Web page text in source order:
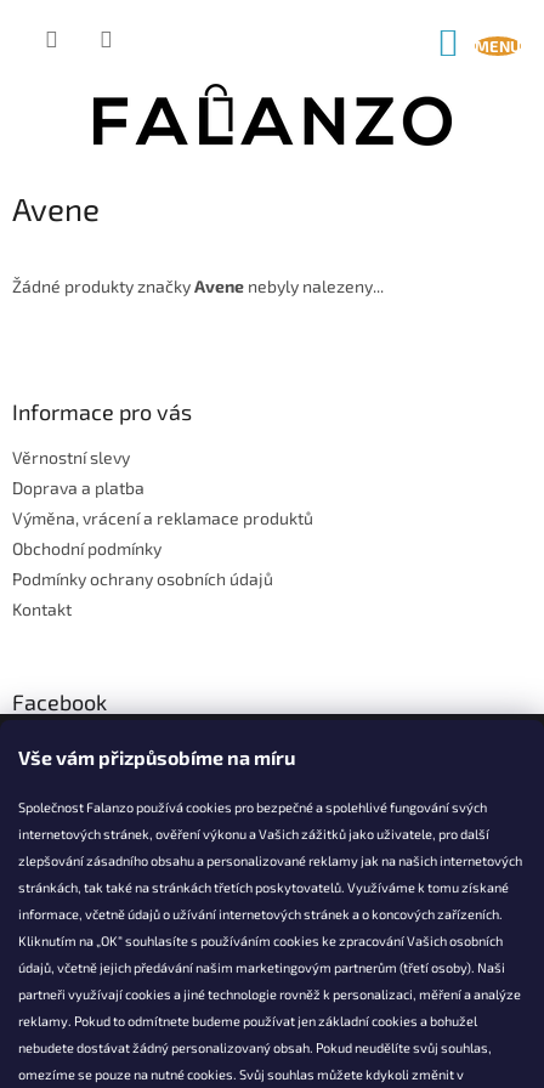
Vše vám přizpůsobíme na míru
Společnost Falanzo používá cookies pro bezpečné a spolehlivé fungování svých
internetových stránek, ověření výkonu a Vašich zážitků jako uživatele, pro další
zlepšování zásadního obsahu a personalizované reklamy jak na našich internetových
stránkách, tak také na stránkách třetích poskytovatelů. Využíváme k tomu získané
informace, včetně údajů o užívání internetových stránek a o koncových zařízeních.
Kliknutím na „OK“ souhlasíte s používáním cookies ke zpracování Vašich osobních
údajů, včetně jejich předávání našim marketingovým partnerům (třetí osoby). Naši
partneři využívají cookies a jiné technologie rovněž k personalizaci, měření a analýze
reklamy. Pokud to odmítnete budeme používat jen základní cookies a bohužel
nebudete dostávat žádný personalizovaný obsah. Pokud neudělíte svůj souhlas,
omezíme se pouze na nutné cookies. Svůj souhlas můžete kdykoli změnit v
Avene
Žádné produkty značkyAvene nebyly nalezeny...
Informace pro vás
Věrnostní slevy
Doprava a platba
Výměna, vrácení a reklamace produktů
Obchodní podmínky
Podmínky ochrany osobních údajů
Kontakt
Facebook
KONTAKT
info@falanzo.cz
Falanzo.cz
FalanzoCZ